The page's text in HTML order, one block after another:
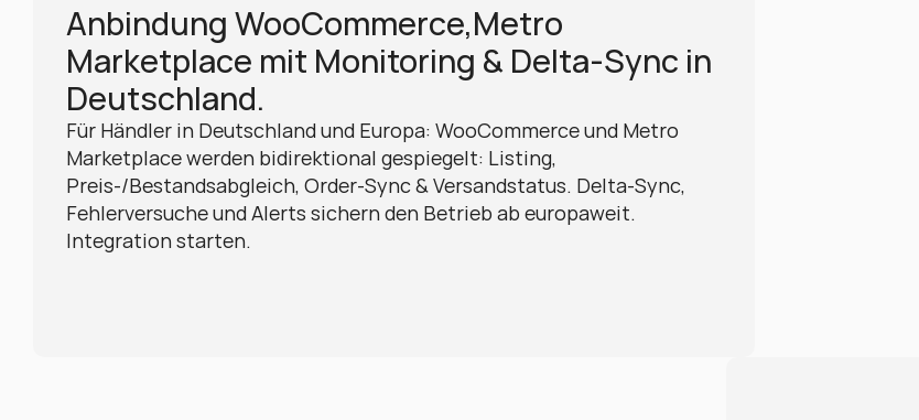
Anbindung WooCommerce,Metro
Marketplace mit Monitoring & Delta-Sync in
Deutschland.
Für Händler in Deutschland und Europa: WooCommerce und Metro
Marketplace werden bidirektional gespiegelt: Listing,
Preis-/Bestandsabgleich, Order-Sync & Versandstatus. Delta-Sync,
Fehlerversuche und Alerts sichern den Betrieb ab europaweit.
Integration starten.